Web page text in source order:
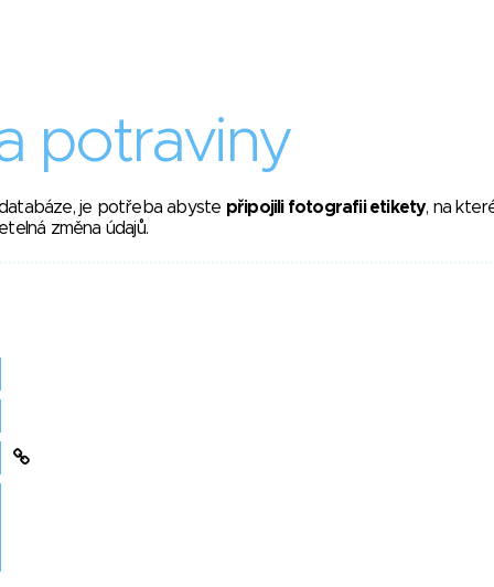
potraviny
je potřeba abyste připojili fotografii etikety, na
změna údajů.